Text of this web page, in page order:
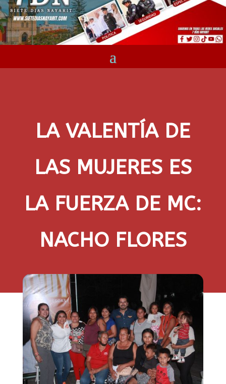
LA VALENTÍA DE
LAS MUJERES ES
LA FUERZA DE MC:
NACHO FLORES